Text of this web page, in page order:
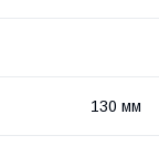
130 мм